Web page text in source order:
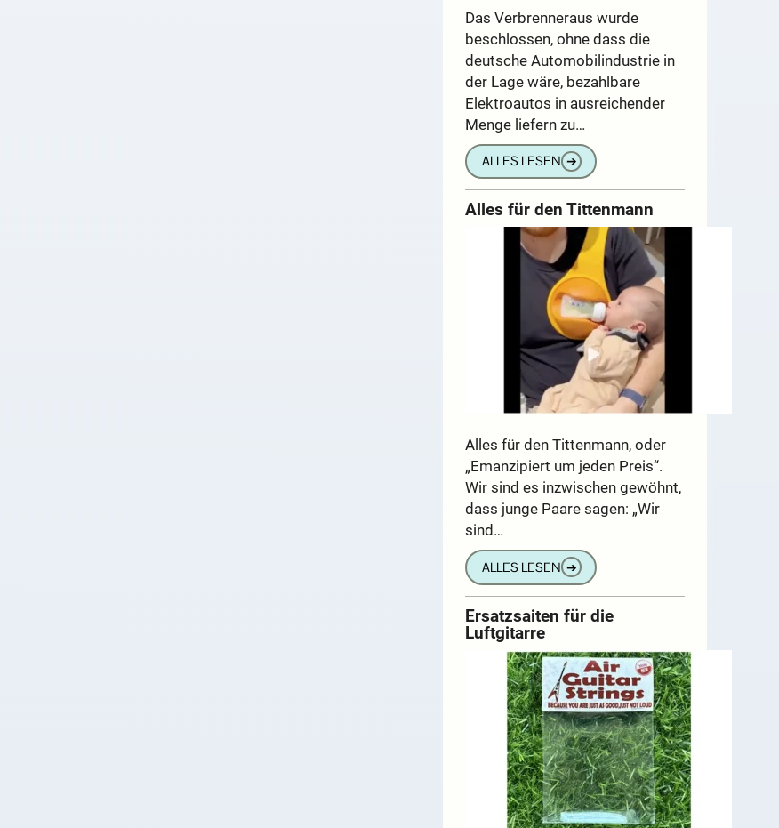
Das Verbrenneraus wurde
beschlossen, ohne dass die
deutsche Automobilindustrie in
der Lage wäre, bezahlbare
Elektroautos in ausreichender
Menge liefern zu…
ALLES LESEN ➔
Alles für den Tittenmann
Alles für den Tittenmann, oder
„Emanzipiert um jeden Preis“.
Wir sind es inzwischen gewöhnt,
dass junge Paare sagen: „Wir
sind…
ALLES LESEN ➔
Ersatzsaiten für die
Luftgitarre